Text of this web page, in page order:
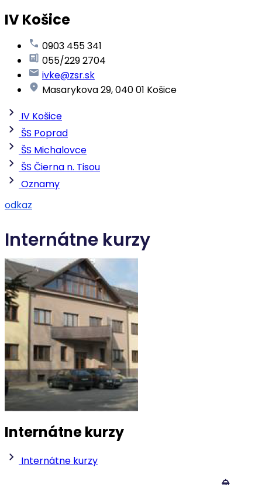
IV Košice
0903 455 341
055/229 2704
ivke@zsr.sk
Masarykova 29, 040 01 Košice
IV Košice
ŠS Poprad
ŠS Michalovce
ŠS Čierna n. Tisou
Oznamy
odkaz
Internátne kurzy
Internátne kurzy
Internátne kurzy